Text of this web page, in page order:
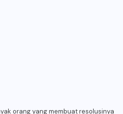
orang yang membuat resolusinya